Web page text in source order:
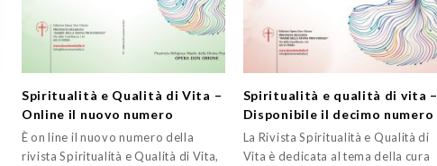
Spiritualità e Qualità di Vita –
Online il nuovo numero
È on line il nuovo numero della
rivista Spiritualità e Qualità di Vita,
Spiritualità e qualità di vita –
Disponibile il decimo numero
La Rivista Spiritualità e Qualità di
Vita è dedicata al tema della cura